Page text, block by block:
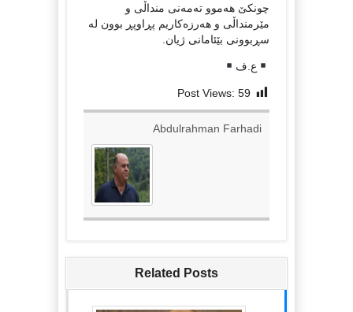
چونكێ هه‌موو ته‌مه‌نی منداڵی و
مێرمنداڵی و هه‌رزه‌كاریم پڕاوپڕ بوون له‌
سڕبوونی بێئامانی ژیان.
ع.ف
Post Views: 59
Abdulrahman Farhadi
Related Posts